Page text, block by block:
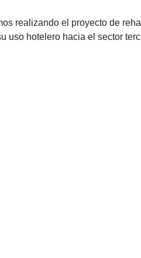
realizando el proyecto de
uso hotelero hacia el sector